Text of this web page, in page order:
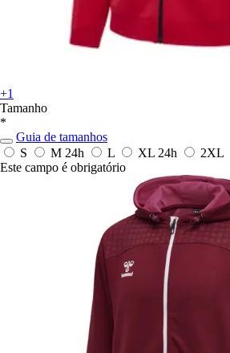
+1
Tamanho
*
Guia de tamanhos
S
M 24h L XL 24h 2XL
Este campo é obrigatório